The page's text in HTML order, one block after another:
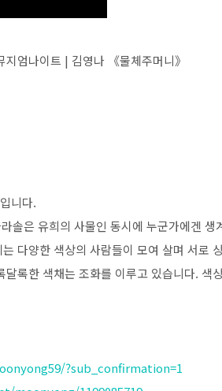
엄나이트 | 김영나 《물체주머니》
니다.
솔은 유희의 사물인 동시에 누군가에겐 생
다양한 색상의 사람들이 모여 살며 서로
록한 색채는 조화를 이루고 있습니다. 색
?sub_confirmation=1